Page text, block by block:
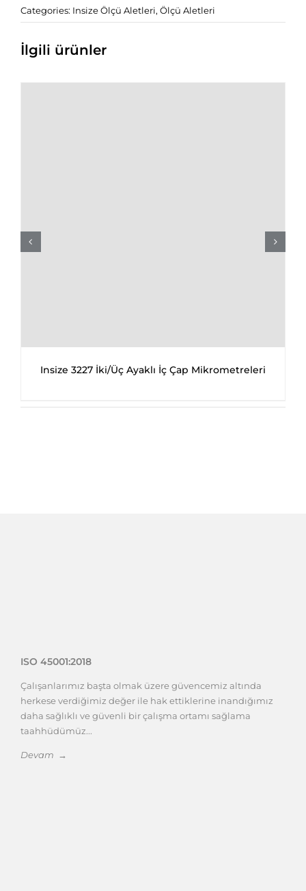
Categories: Insize Ölçü Aletleri, Ölçü Aletleri
İlgili ürünler
Insize 3227 İki/Üç Ayaklı İç Çap Mikrometreleri
ISO 45001:2018
Çalışanlarımız başta olmak üzere güvencemiz altında
herkese verdiğimiz değer ile hak ettiklerine inandığımız
daha sağlıklı ve güvenli bir çalışma ortamı sağlama
taahhüdümüz...
Devam →